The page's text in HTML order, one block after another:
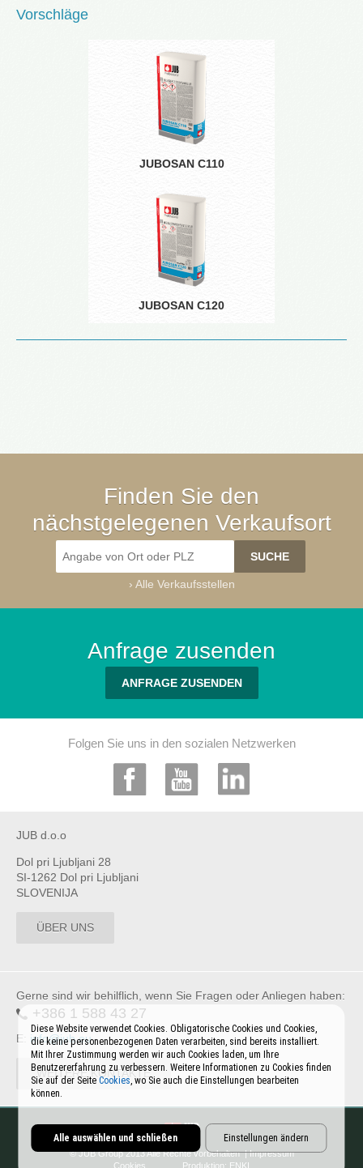
Vorschläge
JUBOSAN C110
JUBOSAN C120
Finden Sie den
nächstgelegenen Verkaufsort
› Alle Verkaufsstellen
Anfrage zusenden
ANFRAGE ZUSENDEN
Folgen Sie uns in den sozialen Netzwerken
JUB d.o.o
Dol pri Ljubljani 28
SI-1262 Dol pri Ljubljani
SLOVENIJA
ÜBER UNS
Gerne sind wir behilflich, wenn Sie Fragen oder Anliegen haben:
+386 1 588 43 27
E: info@jub.eu
WEITERE KONTAKTE
© JUB Group 2013 Alle Rechte vorbehalten |Impressum
Cookies
Produktion: ENKI
Diese Website verwendet Cookies. Obligatorische Cookies und Cookies,
die keine personenbezogenen Daten verarbeiten, sind bereits installiert.
Mit Ihrer Zustimmung werden wir auch Cookies laden, um Ihre
Benutzererfahrung zu verbessern. Weitere Informationen zu Cookies finden
Sie auf der SeiteCookies, wo Sie auch die Einstellungen bearbeiten
können.
Einstellungen ändern
Alle auswählen und schließen